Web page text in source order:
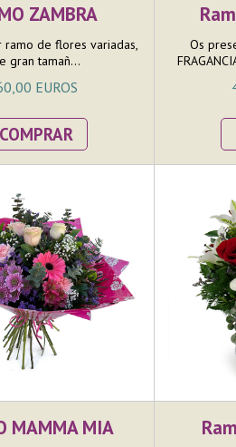
ZAMBRA
ramo de flores variadas,
gran tamañ...
EUROS
COMPRAR
Os
MAMMA MIA